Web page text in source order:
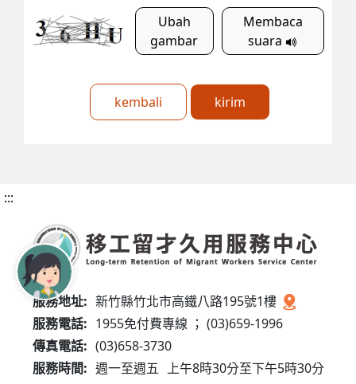
Ubah
gambar
Membaca
suara
kembali kirim
:::
服務地址: 新竹縣竹北市高鐵八路195號1樓
服務電話: 1955免付費專線 ； (03)659-1996
傳真電話: (03)658-3730
服務時間: 週一至週五 上午8時30分至下午5時30分